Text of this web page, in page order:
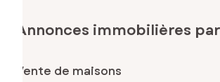
Annonces immobilières
Vente de maisons